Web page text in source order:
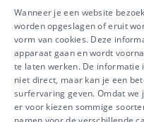
info@ibeve.be
asbest@ibeve.be
Ondernemingsnummer:
Wanneer je een website
worden opgeslagen of eruit
vorm van cookies. Deze
apparaat gaan en wordt
te laten werken. De
niet direct, maar kan je een
surfervaring geven. Omdat we
er voor kiezen sommige